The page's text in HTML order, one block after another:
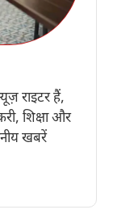
राइटर हैं,
शिक्षा और
खबरें